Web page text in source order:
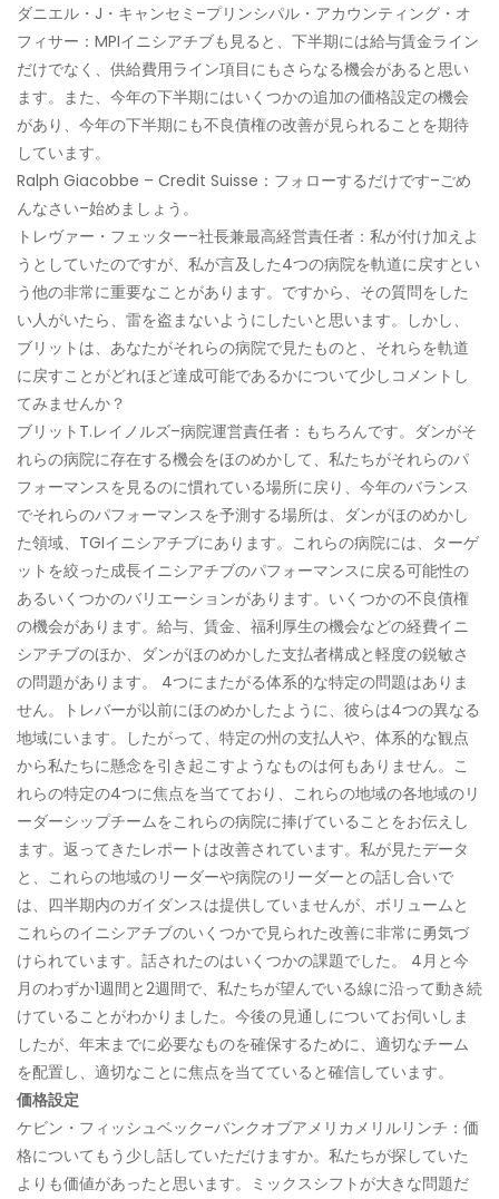
ダニエル・J・キャンセミ–プリンシパル・アカウンティング・オ
フィサー：MPIイニシアチブも見ると、下半期には給与賃金ライン
だけでなく、供給費用ライン項目にもさらなる機会があると思い
ます。また、今年の下半期にはいくつかの追加の価格設定の機会
があり、今年の下半期にも不良債権の改善が見られることを期待
しています。
Ralph Giacobbe – Credit Suisse：フォローするだけです–ごめ
んなさい–始めましょう。
トレヴァー・フェッター–社長兼最高経営責任者：私が付け加えよ
うとしていたのですが、私が言及した4つの病院を軌道に戻すとい
う他の非常に重要なことがあります。ですから、その質問をした
い人がいたら、雷を盗まないようにしたいと思います。しかし、
ブリットは、あなたがそれらの病院で見たものと、それらを軌道
に戻すことがどれほど達成可能であるかについて少しコメントし
てみませんか？
ブリットT.レイノルズ–病院運営責任者：もちろんです。ダンがそ
れらの病院に存在する機会をほのめかして、私たちがそれらのパ
フォーマンスを見るのに慣れている場所に戻り、今年のバランス
でそれらのパフォーマンスを予測する場所は、ダンがほのめかし
た領域、TGIイニシアチブにあります。これらの病院には、ターゲ
ットを絞った成長イニシアチブのパフォーマンスに戻る可能性の
あるいくつかのバリエーションがあります。いくつかの不良債権
の機会があります。給与、賃金、福利厚生の機会などの経費イニ
シアチブのほか、ダンがほのめかした支払者構成と軽度の鋭敏さ
の問題があります。 4つにまたがる体系的な特定の問題はありま
せん。トレバーが以前にほのめかしたように、彼らは4つの異なる
地域にいます。したがって、特定の州の支払人や、体系的な観点
から私たちに懸念を引き起こすようなものは何もありません。こ
れらの特定の4つに焦点を当てており、これらの地域の各地域のリ
ーダーシップチームをこれらの病院に捧げていることをお伝えし
ます。返ってきたレポートは改善されています。私が見たデータ
と、これらの地域のリーダーや病院のリーダーとの話し合いで
は、四半期内のガイダンスは提供していませんが、ボリュームと
これらのイニシアチブのいくつかで見られた改善に非常に勇気づ
けられています。話されたのはいくつかの課題でした。 4月と今
月のわずか1週間と2週間で、私たちが望んでいる線に沿って動き続
けていることがわかりました。今後の見通しについてお伺いしま
したが、年末までに必要なものを確保するために、適切なチーム
を配置し、適切なことに焦点を当てていると確信しています。
価格設定
ケビン・フィッシュベック–バンクオブアメリカメリルリンチ：価
格についてもう少し話していただけますか。私たちが探していた
よりも価値があったと思います。ミックスシフトが大きな問題だ